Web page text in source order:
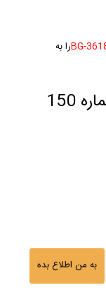
BG-را به
به من اطلاع بده